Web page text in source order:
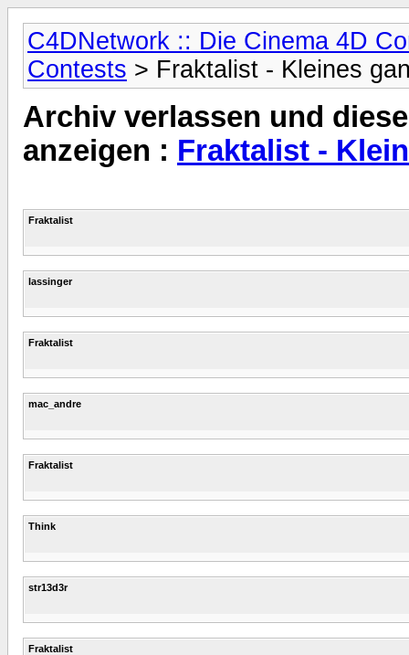
C4DNetwork :: Die Cinema 4D
Contests > Fraktalist - Kleines
Archiv verlassen und
anzeigen : Fraktalist -
Fraktalist
lassinger
Fraktalist
mac_andre
Fraktalist
Think
str13d3r
Fraktalist